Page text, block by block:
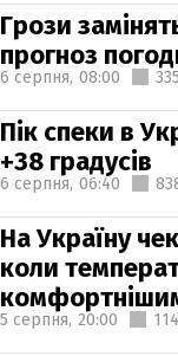
Грози
прогноз
6 серпня, 08:00
Пік спеки в
+38 градусів
6 серпня, 06:40
На Україну
коли
5 серпня, 20:00